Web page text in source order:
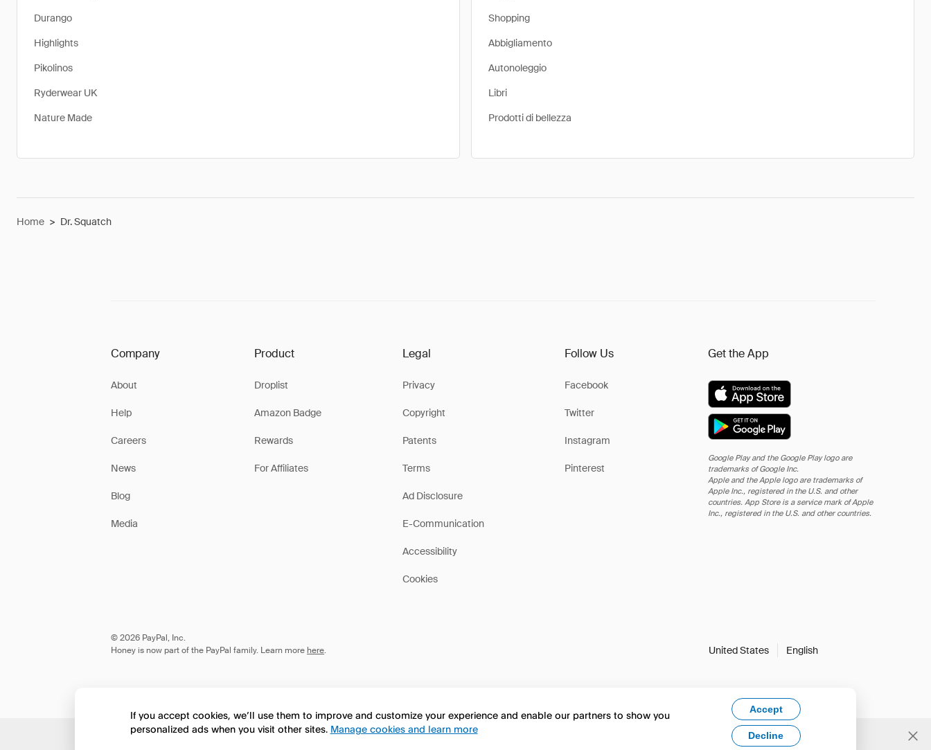
Durango
Highlights
Pikolinos
Ryderwear UK
Nature Made
Shopping
Abbigliamento
Autonoleggio
Libri
Prodotti di bellezza
Home > Dr. Squatch
Company
About
Help
Careers
News
Blog
Media
Product
Droplist
Amazon Badge
Rewards
For Affiliates
Legal
Privacy
Copyright
Patents
Terms
Ad Disclosure
E-Communication
Accessibility
Cookies
Follow Us
Facebook
Twitter
Instagram
Pinterest
Get the App
Google Play and the Google Play logo are
trademarks of Google Inc.
Apple and the Apple logo are trademarks of
Apple Inc., registered in the U.S. and other
countries. App Store is a service mark of Apple
Inc., registered in the U.S. and other countries.
© 2026 PayPal, Inc.
Honey is now part of the PayPal family. Learn more here. United States English
If you accept cookies, we’ll use them to improve and customize your experience and enable our partners to show you
personalized ads when you visit other sites. Manage cookies and learn more
Accept
Decline